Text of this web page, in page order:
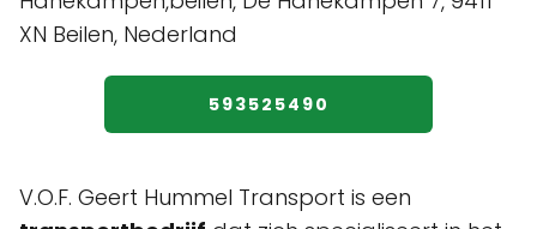
593525490
V.O.F. Geert Hummel Transport is een